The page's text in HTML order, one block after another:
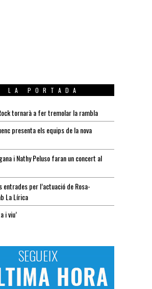
LA PORTADA
tornarà a fer tremolar la rambla
presenta els equips de la nova
i Nathy Peluso faran un concert al
entrades per l’actuació de Rosa-
La Lírica
i viu’